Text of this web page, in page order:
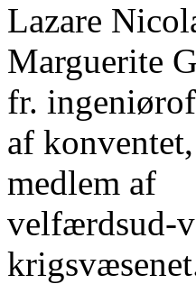
Lazare
Marguerite
fr.
af
medlem af
velfærdsud-